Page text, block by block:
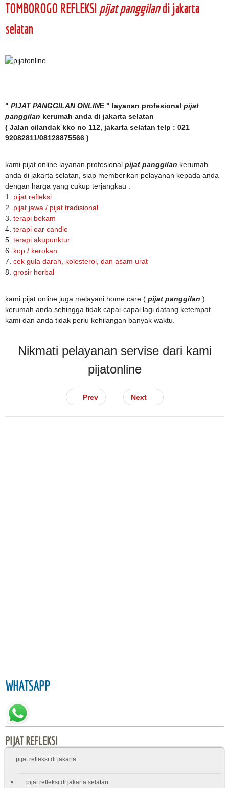
TOMBOROGO REFLEKSI pijat panggilandi jakarta
selatan
" PIJAT PANGGILAN ONLINE " layanan profesional pijat
panggilan kerumah anda di jakarta selatan
( Jalan cilandak kko no 112, jakarta selatan telp : 021
92082811/08128875566 )
kami pijat online layanan profesional pijat panggilan kerumah
anda di jakarta selatan, siap memberikan pelayanan kepada anda
dengan harga yang cukup terjangkau :
1. pijat refleksi
2. pijat jawa / pijat tradisional
3. terapi bekam
4. terapi ear candle
5. terapi akupunktur
6. kop / kerokan
7. cek gula darah, kolesterol, dan asam urat
8. grosir herbal
kami pijat online juga melayani home care ( pijat panggilan )
kerumah anda sehingga tidak capai-capai lagi datang ketempat
kami dan anda tidak perlu kehilangan banyak waktu.
Nikmati pelayanan servise dari kami
pijatonline
Prev Next
WHATSAPP
PIJAT REFLEKSI
pijat refleksi di jakarta
pijat refleksi di jakarta selatan